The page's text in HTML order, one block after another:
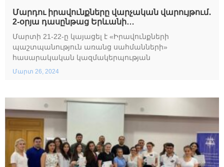
Մարդու իրավունքները վարչական վարույթում․
2-օրյա դասընթաց Երևանի
համար
Մարտ 26, 2024
Մարտի 21-22-ը կայացել է «Իրավունքների
պաշտպանություն առանց սահմանների»
հասարակական կազմակերպության